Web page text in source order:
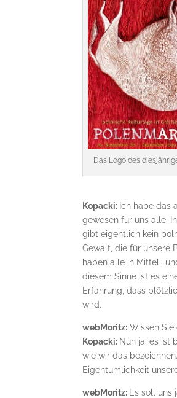
Das Logo des
Kopacki: Ich habe das
gewesen für uns alle.
gibt eigentlich kein
Gewalt, die für unsere
haben alle in Mittel-
diesem Sinne ist es
Erfahrung, dass
wird.
webMoritz: Wissen Sie
Kopacki: Nun ja, es ist
wie wir das
Eigentümlichkeit
webMoritz: Es soll uns